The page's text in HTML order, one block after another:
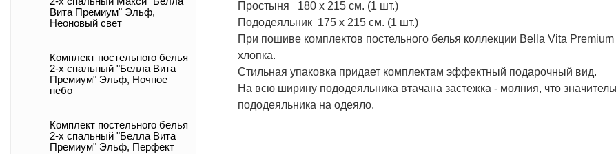
Вита Премиум" Эльф,
Неоновый свет
Комплект постельного белья
2-х спальный "Белла Вита
Премиум" Эльф, Ночное
небо
Комплект постельного белья
2-х спальный "Белла Вита
Премиум" Эльф, Перфект
Простыня 180 х 215 см. (1 шт.)
Пододеяльник 175 х 215 см. (1 шт.)
При пошиве комплектов постельного белья коллекции Bella Vita
хлопка.
Стильная упаковка придает комплектам эффектный подарочный вид.
На всю ширину пододеяльника втачана застежка - молния, что
пододеяльника на одеяло.